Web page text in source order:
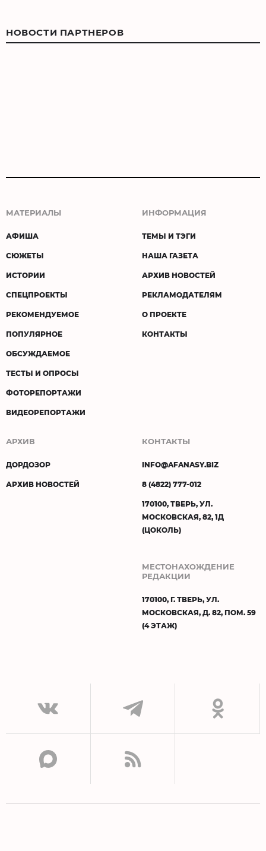
НОВОСТИ ПАРТНЕРОВ
МАТЕРИАЛЫ
АФИША
СЮЖЕТЫ
ИСТОРИИ
СПЕЦПРОЕКТЫ
РЕКОМЕНДУЕМОЕ
ПОПУЛЯРНОЕ
ОБСУЖДАЕМОЕ
ТЕСТЫ И ОПРОСЫ
ФОТОРЕПОРТАЖИ
ВИДЕОРЕПОРТАЖИ
ИНФОРМАЦИЯ
ТЕМЫ И ТЭГИ
НАША ГАЗЕТА
АРХИВ НОВОСТЕЙ
РЕКЛАМОДАТЕЛЯМ
О ПРОЕКТЕ
КОНТАКТЫ
АРХИВ
ДОРДОЗОР
АРХИВ НОВОСТЕЙ
КОНТАКТЫ
INFO@AFANASY.BIZ
8 (4822) 777-012
170100, ТВЕРЬ, УЛ.
МОСКОВСКАЯ, 82, 1Д
(ЦОКОЛЬ)
МЕСТОНАХОЖДЕНИЕ
РЕДАКЦИИ
170100, Г. ТВЕРЬ, УЛ.
МОСКОВСКАЯ, Д. 82, ПОМ. 59
(4 ЭТАЖ)